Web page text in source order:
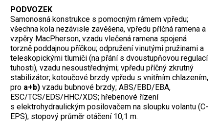
PODVOZEK
Samonosná konstrukce s pomocným rámem vpředu;
všechna kola nezávisle zavěšena, vpředu příčná ramena a
vzpěry MacPherson, vzadu vlečená ramena spojená
torzně poddajnou příčkou; odpružení vinutými pružinami a
teleskopickými tlumiči (na přání s dvoustupňovou regulací
tuhosti), vzadu nesoustřednými; vpředu příčný zkrutný
stabilizátor; kotoučové brzdy vpředu s vnitřním chlazením,
pro a+b) vzadu bubnové brzdy; ABS/EBD/EBA,
ESC/TCS/EDS/HHC/XDS; hřebenové řízení
s elektrohydraulickým posilovačem na sloupku volantu (C-
EPS); stopový průměr otáčení 10,1 m.